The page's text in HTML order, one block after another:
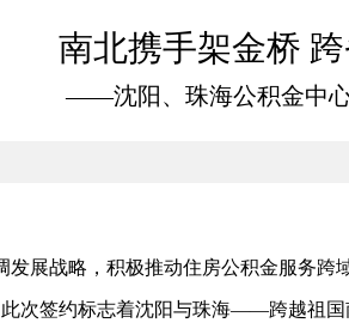
南北携手架金桥
——沈阳、珠海公积金中
展战略，积极推动住房公积金服务跨
次签约标志着沈阳与珠海——跨越祖